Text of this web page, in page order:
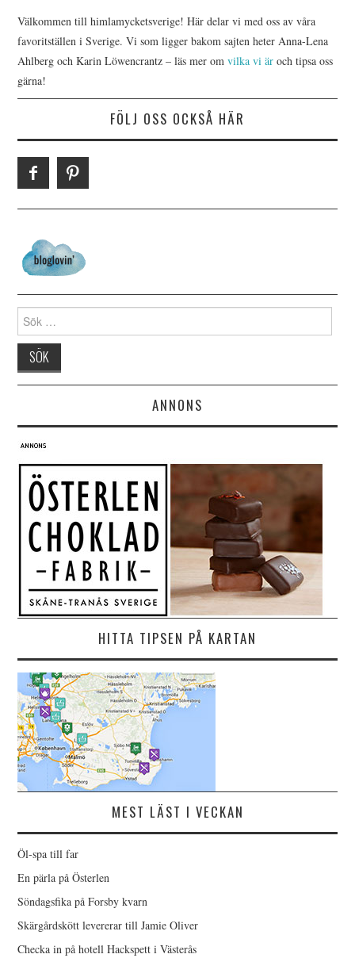
Välkommen till himlamycketsverige! Här delar vi med oss av våra
favoritställen i Sverige. Vi som ligger bakom sajten heter Anna-Lena
Ahlberg och Karin Löwencrantz – läs mer omvilka vi är och tipsa oss
gärna!
FÖLJ OSS OCKSÅ HÄR
Search for:
ANNONS
HITTA TIPSEN PÅ KARTAN
MEST LÄST I VECKAN
Öl-spa till far
En pärla på Österlen
Söndagsfika på Forsby kvarn
Skärgårdskött levererar till Jamie Oliver
Checka in på hotell Hackspett i Västerås